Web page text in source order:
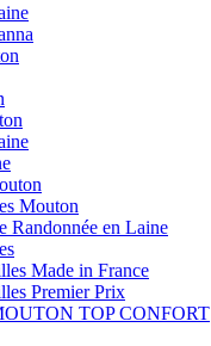
Mouton
Randonnée en Laine
Made in France
Premier Prix
TOP CONFORT